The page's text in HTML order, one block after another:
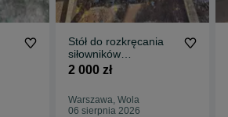
Stół do rozkręcania
siłowników
hydraulicznych
2 000 zł
Warszawa, Wola
06 sierpnia 2026